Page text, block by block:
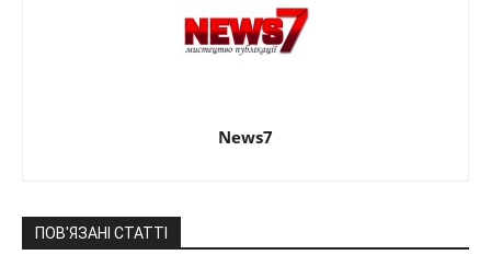
News7
ПОВ'ЯЗАНІ СТАТТІ